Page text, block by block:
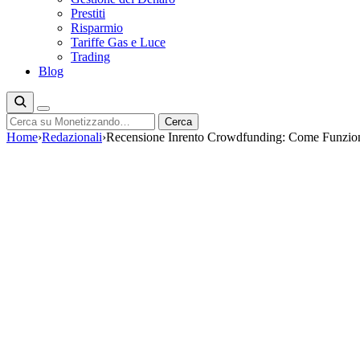
Prestiti
Risparmio
Tariffe Gas e Luce
Trading
Blog
Cerca Cerca
Home›Redazionali›Recensione Inrento Crowdfunding: Come